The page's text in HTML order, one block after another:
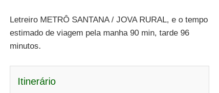
Letreiro METRÔ SANTANA / JOVA RURAL, e o tempo
estimado de viagem pela manha 90 min, tarde 96
minutos.
Itinerário